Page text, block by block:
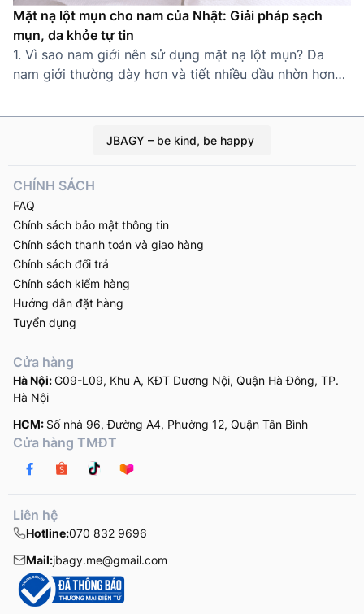
Mặt nạ lột mụn cho nam của Nhật: Giải pháp sạch
mụn, da khỏe tự tin
1. Vì sao nam giới nên sử dụng mặt nạ lột mụn? Da
nam giới thường dày hơn và tiết nhiều dầu nhờn hơn
thành mụn cám, mụn đầu đen. Thói quen sinh hoạt bận
rộn, ít chăm sóc da càng làm tình […]
JBAGY – be kind, be happy
Liên hệ
Hotline:070 832 9696
Mail:jbagy.me@gmail.com
Cửa hàng
Hà Nội:G09-L09, Khu A, KĐT Dương Nội, Quận Hà Đông, TP.
Hà Nội
HCM: Số nhà 96, Đường A4, Phường 12, Quận Tân Bình
Cửa hàng TMĐT
CHÍNH SÁCH
FAQ
Chính sách bảo mật thông tin
Chính sách thanh toán và giao hàng
Chính sách đổi trả
Chính sách kiểm hàng
Hướng dẫn đặt hàng
Tuyển dụng